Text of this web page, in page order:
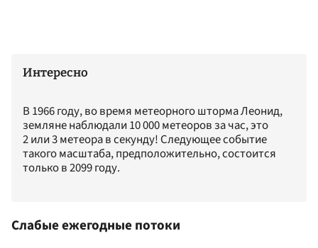
Интересно
В 1966 году, во время метеорного шторма Леонид,
земляне наблюдали 10 000 метеоров за час, это
2 или 3 метеора в секунду! Следующее событие
такого масштаба, предположительно, состоится
только в 2099 году.
Слабые ежегодные потоки